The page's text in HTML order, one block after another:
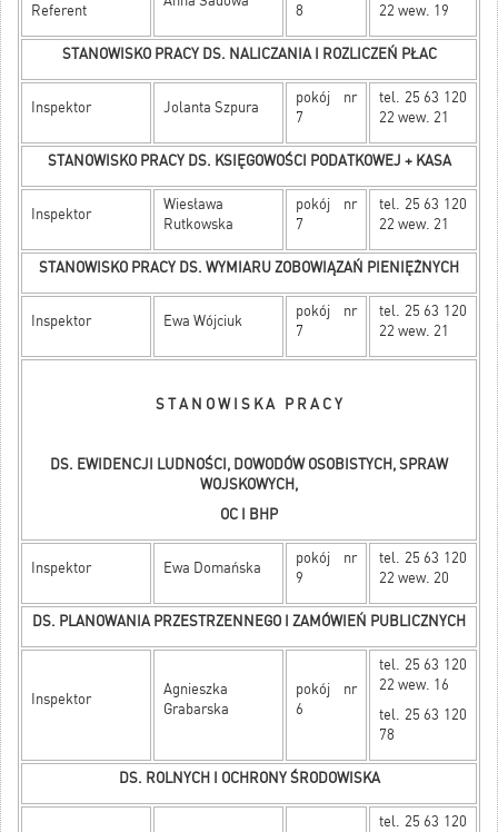
Referent 8 22 wew. 19
STANOWISKO PRACY DS. NALICZANIA I ROZLICZEŃ PŁAC
Inspektor Jolanta Szpura
pokój nr
7
tel. 25 63 120
22 wew. 21
STANOWISKO PRACY DS. KSIĘGOWOŚCI PODATKOWEJ + KASA
Inspektor
Wiesława
Rutkowska
pokój nr
7
tel. 25 63 120
22 wew. 21
STANOWISKO PRACY DS. WYMIARU ZOBOWIĄZAŃ PIENIĘŻNYCH
Inspektor Ewa Wójciuk
pokój nr
7
tel. 25 63 120
22 wew. 21
S T A N O W I S K A P R A C Y
DS. EWIDENCJI LUDNOŚCI, DOWODÓW OSOBISTYCH, SPRAW
WOJSKOWYCH,
OC I BHP
Inspektor Ewa Domańska
pokój nr
9
tel. 25 63 120
22 wew. 20
DS. PLANOWANIA PRZESTRZENNEGO I ZAMÓWIEŃ PUBLICZNYCH
Inspektor
Agnieszka
Grabarska
pokój nr
6
tel. 25 63 120
22 wew. 16
tel. 25 63 120
78
DS. ROLNYCH I OCHRONY ŚRODOWISKA
tel. 25 63 120